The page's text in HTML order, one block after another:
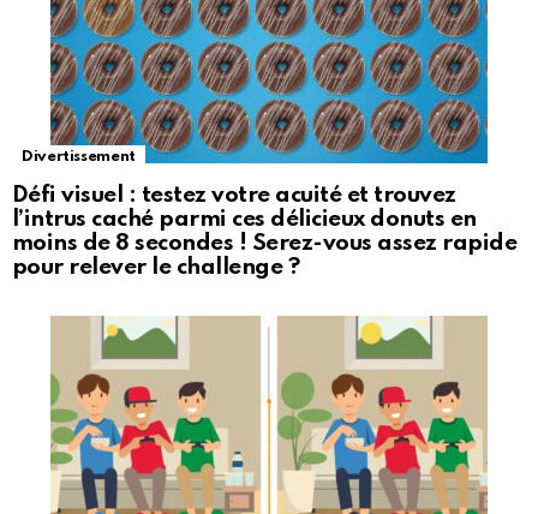
Divertissement
Défi visuel : testez votre acuité et trouvez
l’intrus caché parmi ces délicieux donuts en
moins de 8 secondes ! Serez-vous assez rapide
pour relever le challenge ?